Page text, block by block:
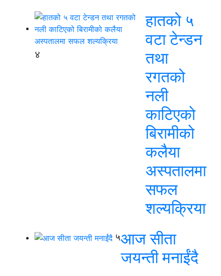
४
हातको ५
वटा टेन्डन
तथा
रगतको
नली
काटिएको
बिरामीको
कलैया
अस्पतालमा
सफल
शल्यक्रिया
५आज सीता
जयन्ती मनाईंदै